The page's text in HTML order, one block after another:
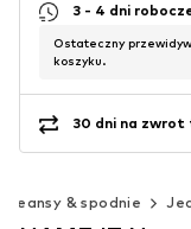
3 - 4 dni
Ostateczny
koszyku.
30 dni na zwrot
Jeansy & spodnie